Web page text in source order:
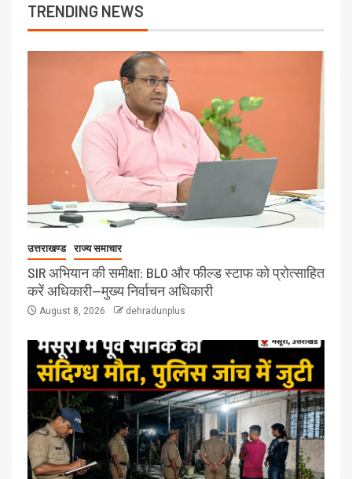
TRENDING NEWS
उत्तराखण्ड राज्य समाचार
SIR अभियान की समीक्षा: BLO और फील्ड स्टाफ को प्रोत्साहित
करें अधिकारी—मुख्य निर्वाचन अधिकारी
August 8, 2026 dehradunplus